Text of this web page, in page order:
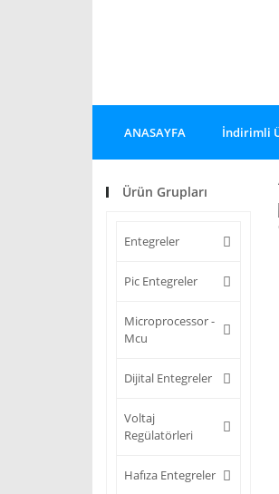
ANASAYFA İndirimli
Ürün Grupları
Entegreler
Pic Entegreler
Microprocessor -
Mcu
Dijital Entegreler
Voltaj
Regülatörleri
Hafıza Entegreler